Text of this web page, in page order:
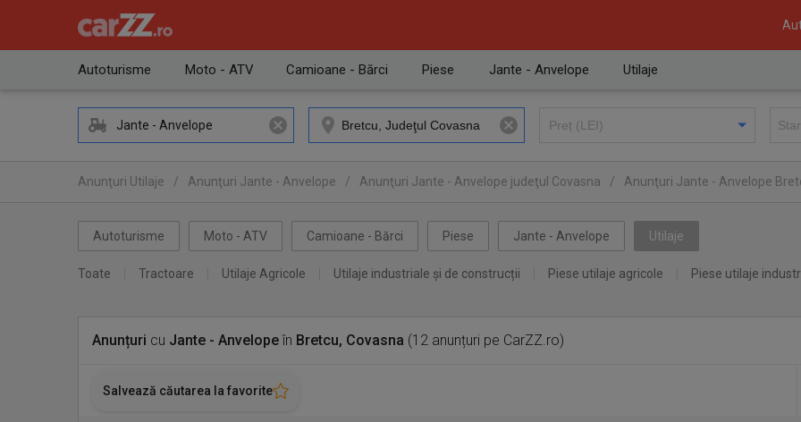
Autoturisme Moto - ATV Camioane - Bărci Piese Jante - Anvelope Utilaje
Jante - Anvelope
Anunţuri Utilaje / Anunţuri Jante - Anvelope / Anunţuri Jante - Anvelope judeţul Covasna / Anunţuri Jante - Anvelope
Autoturisme Moto - ATV Camioane - Bărci Piese Jante - Anvelope Utilaje
Toate Tractoare Utilaje Agricole Utilaje industriale și de construcții Piese utilaje agricole Piese utilaje
Anunțuri cu Jante - Anvelopeîn Bretcu, Covasna (12 anunțuri pe CarZZ.ro)
Salvează căutarea la favorite